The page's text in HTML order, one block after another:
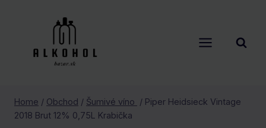
Home / Obchod / Šumivé víno / Piper Heidsieck Vintage
2018 Brut 12% 0,75L Krabička